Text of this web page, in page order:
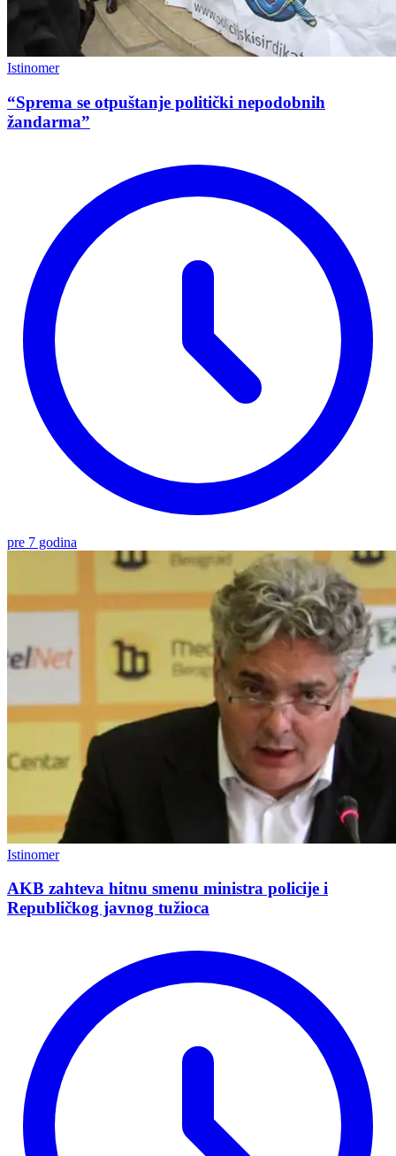
Istinomer
“Sprema se otpuštanje politički nepodobnih
žandarma”
pre 7 godina
Istinomer
AKB zahteva hitnu smenu ministra policije i
Republičkog javnog tužioca